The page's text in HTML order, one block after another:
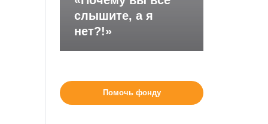
слышите, а я
нет?!»
Помочь фонду